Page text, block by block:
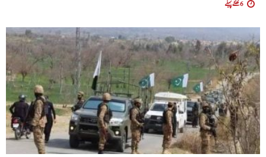
6 گھنٹے پہلے